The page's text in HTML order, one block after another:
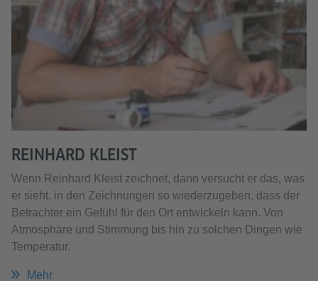
REINHARD KLEIST
Wenn Reinhard Kleist zeichnet, dann versucht er das, was
er sieht, in den Zeichnungen so wiederzugeben, dass der
Betrachter ein Gefühl für den Ort entwickeln kann. Von
Atmosphäre und Stimmung bis hin zu solchen Dingen wie
Temperatur.
Mehr